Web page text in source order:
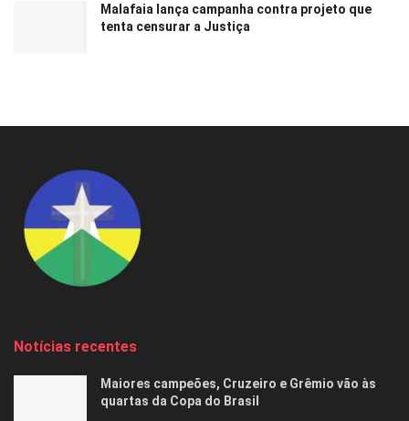
Malafaia lança campanha contra projeto que
tenta censurar a Justiça
Notícias recentes
Maiores campeões, Cruzeiro e Grêmio vão às
quartas da Copa do Brasil